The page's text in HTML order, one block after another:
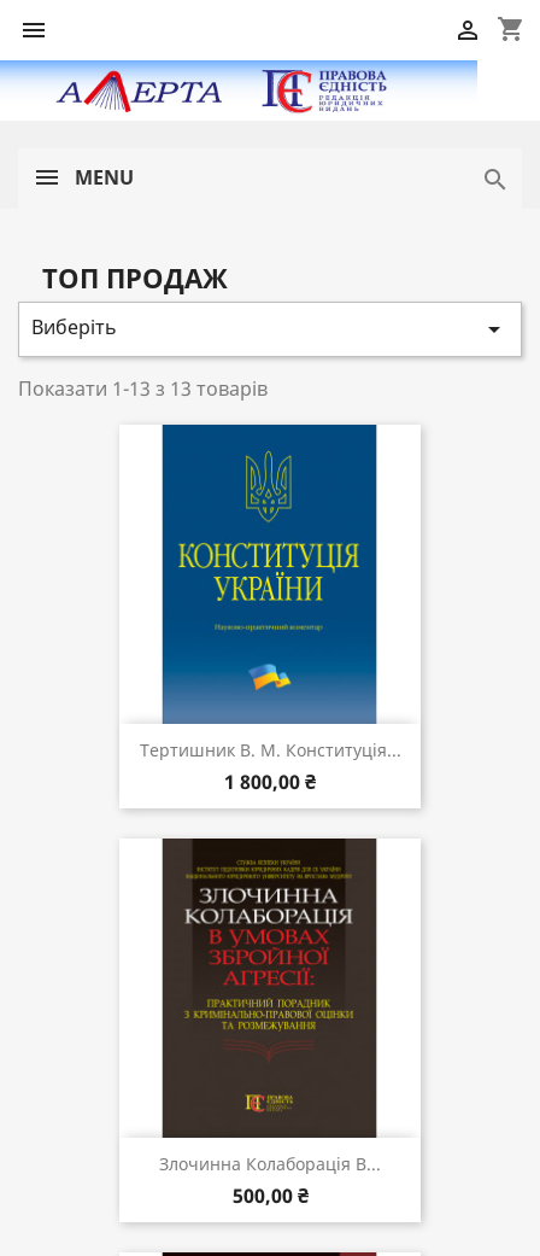
 shopping_cart

MENU 
ТОП ПРОДАЖ
Виберіть 
Показати 1-13 з 13 товарів
Тертишник В. М. Конституція...
1 800,00 ₴
Злочинна Колаборація В...
500,00 ₴